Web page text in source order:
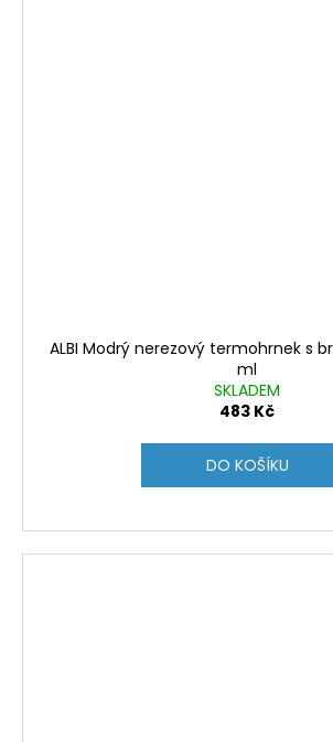
ALBI Modrý nerezový termohrnek s
ml
SKLADEM
483 Kč
DO KOŠÍKU